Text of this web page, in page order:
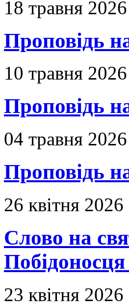
18 травня 2026
Проповідь
10 травня 2026
Проповідь
04 травня 2026
Проповідь
26 квітня 2026
Слово на
23 квітня 2026